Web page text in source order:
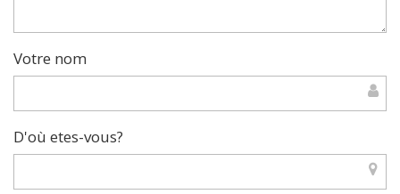
Votre nom
D'où etes-vous?